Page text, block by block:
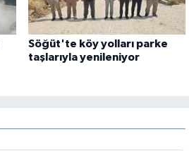
Söğüt'te köy yolları parke
taşlarıyla yenileniyor